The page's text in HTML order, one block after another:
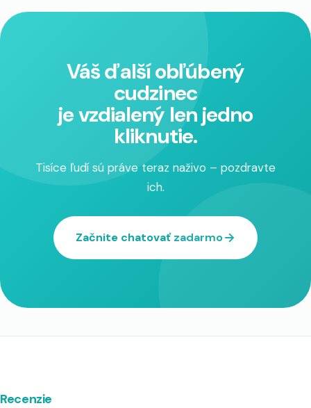
Váš ďalší obľúbený
cudzinec
je vzdialený len jedno
kliknutie.
Tisíce ľudí sú práve teraz naživo – pozdravte
ich.
Začnite chatovať zadarmo
Recenzie